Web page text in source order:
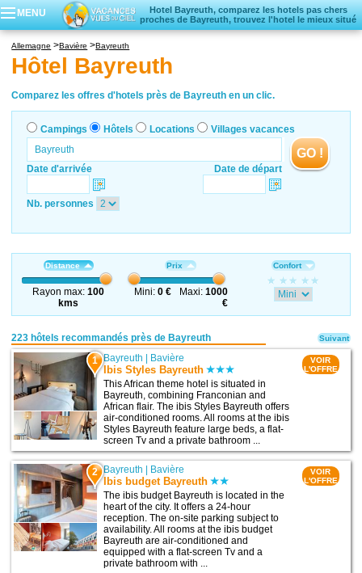
MENU
Hotel Bayreuth, comparez les hotels pas chers
proches de Bayreuth, trouvez l'hotel le mieux situé
Locations vacances
Villages vacances
Allemagne Bavière Bayreuth
Hôtel Bayreuth
Comparez les offres d'hotels près de Bayreuth en un clic.
Campings Hôtels Locations Villages vacances
Date d'arrivée Date de départ
GO !
Nb. personnes
Distance
Rayon max:100
kms
Prix
Mini: 0 € Maxi:1000
€
Confort
223 hôtels recommandés près de Bayreuth
1 Bayreuth | Bavière
Ibis Styles Bayreuth
This African theme hotel is situated in
Bayreuth, combining Franconian and
African flair. The ibis Styles Bayreuth offers
air-conditioned rooms. All rooms at the ibis
Styles Bayreuth feature large beds, a flat-
screen Tv and a private bathroom ...
VOIR
L'OFFRE
2 Bayreuth Bavière
Ibis budget Bayreuth
The ibis budget Bayreuth is located in the
heart of the city. It offers a 24-hour
reception. The on-site parking subject to
availability. All rooms at the ibis budget
Bayreuth are air-conditioned and
equipped with a flat-screen Tv and a
private bathroom with ...
VOIR
L'OFFRE
Suivant